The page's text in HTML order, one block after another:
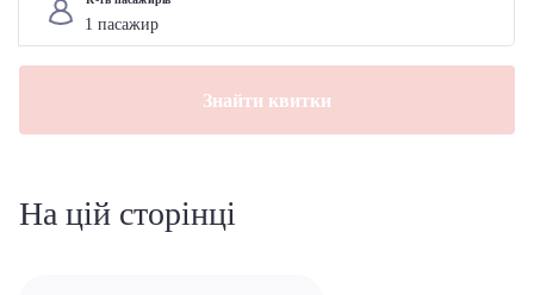
Знайти квитки
На цій сторінці